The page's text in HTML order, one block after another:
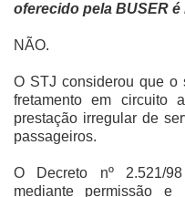
oferecido pela BUSER é
NÃO.
O STJ considerou que o
fretamento em circuito
prestação irregular de
passageiros.
O Decreto nº 2.521/
mediante permissão e